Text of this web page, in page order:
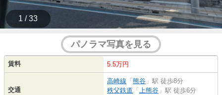
1 / 33
パノラマ写真を見る
賃料 5.5万円
交通
高崎線 「 熊谷 」駅 徒歩8分
秩父鉄道 「 上熊谷 」駅 徒歩6分